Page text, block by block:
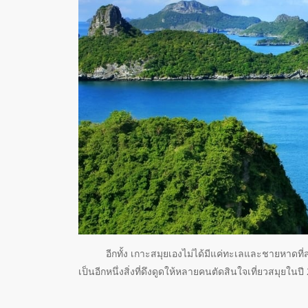
อีกทั้ง เกาะสมุยเองไม่ได้มีแค่ทะเลและชายหาดที่ส
เป็นอีกหนึ่งสิ่งที่ดึงดูดให้หลายคนตัดสินใจเที่ยวสมุยในปี